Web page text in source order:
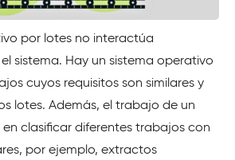
por lotes no interactúa
sistema. Hay un sistema operativo
cuyos requisitos son similares y
lotes. Además, el trabajo de un
clasificar diferentes trabajos con
por ejemplo, extractos